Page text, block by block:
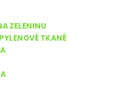
ZELENINU
TKANÉ